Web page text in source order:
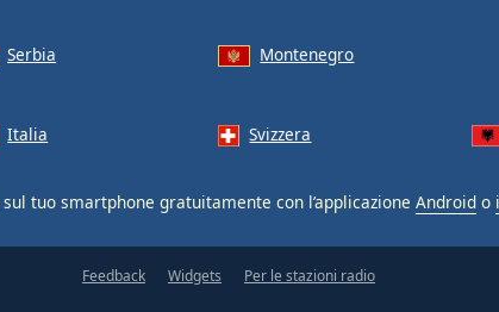
Serbia Montenegro
Italia Svizzera
sul tuo smartphone gratuitamente con l’applicazione Android o
Feedback Widgets Per le stazioni radio